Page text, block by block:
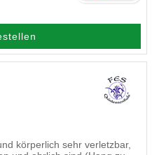
körperlich sehr verletzbar,